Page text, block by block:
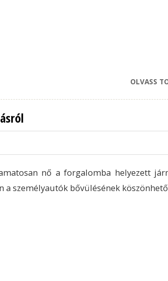
OLVASS
nő a forgalomba helyezett
a személyautók bővülésének